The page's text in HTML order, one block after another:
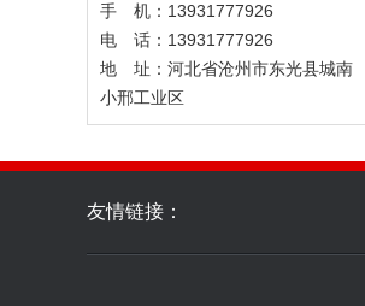
手 机：13931777926
电 话：13931777926
地 址：河北省沧州市东光县城南
小邢工业区
友情链接：